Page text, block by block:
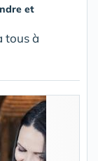
et
tous à